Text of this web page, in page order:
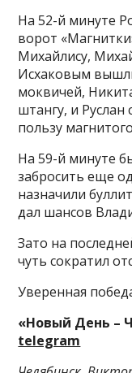
На 52-й минуте
ворот
Михайлису,
Исхаковым
моквичей,
штангу, и Руслан
пользу
На 59-й минуте
забросить еще
назначили
дал шансов
Зато на
чуть сократил
Уверенная
«Новый День –
telegram